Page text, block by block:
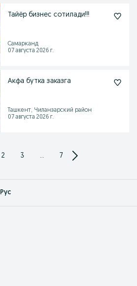
Тайёр бизнес сотилади!!!
Самарканд
07 августа 2026 г.
Акфа бутка заказга
Ташкент, Чиланзарский район
07 августа 2026 г.
2 3 ... 7
Рус